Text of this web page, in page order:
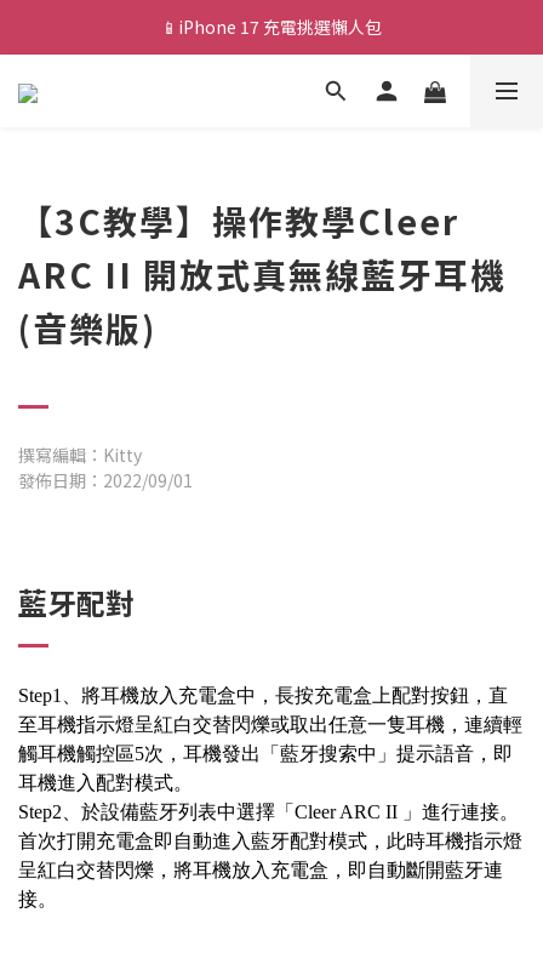
💰新會員送 $88 購物金
📱iPhone 17 充電挑選懶人包
🎟️ 去領優惠券 ▶▶
【3C教學】操作教學Cleer
ARC II 開放式真無線藍牙耳機
(音樂版)
撰寫編輯：Kitty
發佈日期：2022/09/01
藍牙配對
Step1、將耳機放入充電盒中，長按充電盒上配對按鈕，直
至耳機指示燈呈紅白交替閃爍或取出任意一隻耳機，連續輕
觸耳機觸控區5次，耳機發出「藍牙搜索中」提示語音，即
耳機進入配對模式。
Step2、於設備藍牙列表中選擇「Cleer ARC II 」進行連接。
首次打開充電盒即自動進入藍牙配對模式，此時耳機指示燈
呈紅白交替閃爍，將耳機放入充電盒，即自動斷開藍牙連
接。